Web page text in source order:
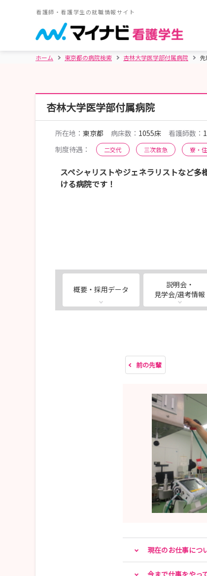
看護師・看護学生の就職情報サイト
ホーム 東京都の病院検索 杏林大学医学部付属病院
杏林大学医学部付属病院
所在地： 東京都 病床数： 1055床 看護師数：
制度待遇：
二交代 三次救急 寮・
スペシャリストやジェネラリストなど
ける病院です！
概要・採用データ
説明会・
見学会/選考情報
前の先輩
現在のお仕事につ
今まで仕事をやっ